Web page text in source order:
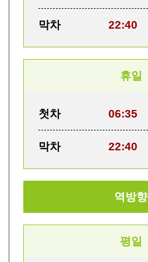
막차 22:40
휴일
첫차 06:35
막차 22:40
역방향
평일